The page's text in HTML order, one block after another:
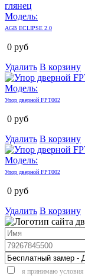
Модель:
AGB ECLIPSE 2.0
0 руб
Удалить В корзину
Модель:
Упор дверной FPT002
0 руб
Удалить В корзину
Модель:
Упор дверной FPT002
0 руб
Удалить В корзину
я принимаю условия